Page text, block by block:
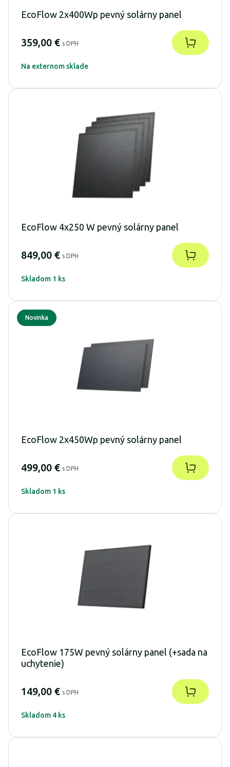
EcoFlow 2x400Wp pevný solárny panel
359,00 € s DPH
Na externom sklade
EcoFlow 4x250 W pevný solárny panel
849,00 € s DPH
Skladom 1 ks
Novinka
EcoFlow 2x450Wp pevný solárny panel
499,00 € s DPH
Skladom 1 ks
EcoFlow 175W pevný solárny panel (+sada na
uchytenie)
149,00 € s DPH
Skladom 4 ks